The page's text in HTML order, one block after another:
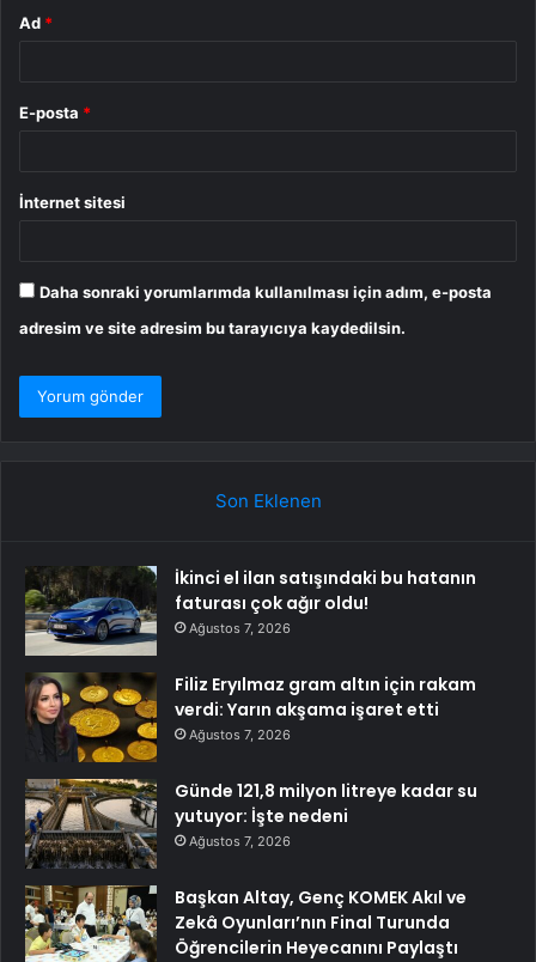
Ad *
E-posta *
İnternet sitesi
Daha sonraki yorumlarımda kullanılması için adım, e-posta
adresim ve site adresim bu tarayıcıya kaydedilsin.
Son Eklenen
İkinci el ilan satışındaki bu hatanın
faturası çok ağır oldu!
Ağustos 7, 2026
Filiz Eryılmaz gram altın için rakam
verdi: Yarın akşama işaret etti
Ağustos 7, 2026
Günde 121,8 milyon litreye kadar su
yutuyor: İşte nedeni
Ağustos 7, 2026
Başkan Altay, Genç KOMEK Akıl ve
Zekâ Oyunları’nın Final Turunda
Öğrencilerin Heyecanını Paylaştı